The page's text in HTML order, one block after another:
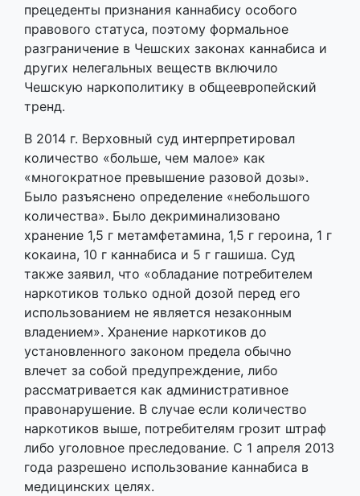
прецеденты признания каннабису особого
правового статуса, поэтому формальное
разграничение в Чешских законах каннабиса и
других нелегальных веществ включило
Чешскую наркополитику в общеевропейский
тренд.
В 2014 г. Верховный суд интерпретировал
количество «больше, чем малое» как
«многократное превышение разовой дозы».
Было разъяснено определение «небольшого
количества». Было декриминализовано
хранение 1,5 г метамфетамина, 1,5 г героина, 1 г
кокаина, 10 г каннабиса и 5 г гашиша. Суд
также заявил, что «обладание потребителем
наркотиков только одной дозой перед его
использованием не является незаконным
владением». Хранение наркотиков до
установленного законом предела обычно
влечет за собой предупреждение, либо
рассматривается как административное
правонарушение. В случае если количество
наркотиков выше, потребителям грозит штраф
либо уголовное преследование. С 1 апреля 2013
года разрешено использование каннабиса в
медицинских целях.